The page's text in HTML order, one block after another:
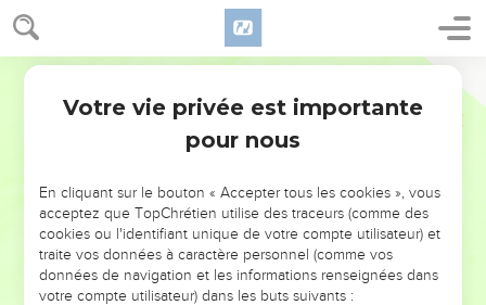
NE MANQUEZ PAS L’ÉVÉNEMENT
DE L’ANNÉE !
ET SI LEURS ERREURS POUVAIENT VOUS ÉVITER LES
VOTRES ?
Votre vie privée est importante
pour nous
En cliquant sur le bouton « Accepter tous les cookies », vous
acceptez que TopChrétien utilise des traceurs (comme des
cookies ou l'identifiant unique de votre compte utilisateur) et
traite vos données à caractère personnel (comme vos
données de navigation et les informations renseignées dans
votre compte utilisateur) dans les buts suivants :